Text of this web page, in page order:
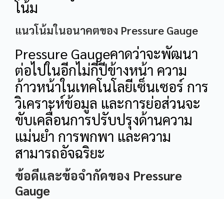
โน้ม
แนวโน้มในอนาคตของ Pressure Gauge
Pressure Gaugeคาดว่าจะพัฒนา
ต่อไปในอีกไม่กี่ปีข้างหน้า ความ
ก้าวหน้าในเทคโนโลยีเซ็นเซอร์ การ
วิเคราะห์ข้อมูล และการย่อส่วนจะ
ขับเคลื่อนการปรับปรุงด้านความ
แม่นยำ การพกพา และความ
สามารถอัจฉริยะ
ข้อดีและข้อจำกัดของ Pressure
Gauge